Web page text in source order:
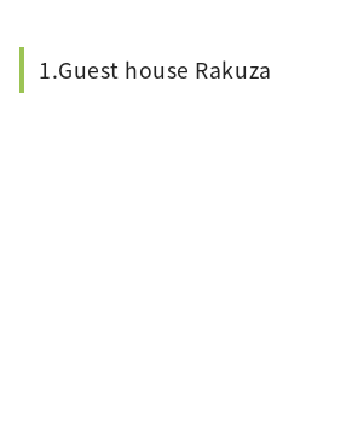
1.Guest house Rakuza